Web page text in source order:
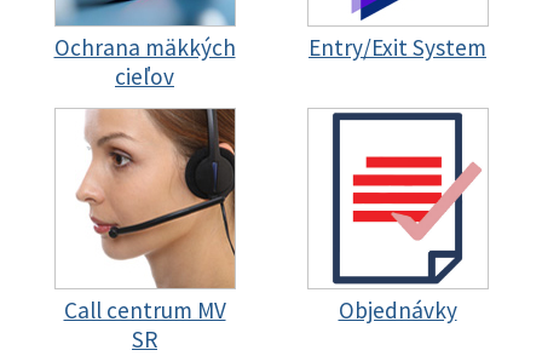
Ochrana mäkkých
cieľov
Entry/Exit System
Call centrum MV
SR
Objednávky